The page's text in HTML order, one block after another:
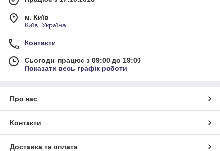
м. Київ
Київ, Україна
Контакти
Сьогодні працює з 09:00 до 19:00
Показати весь графік роботи
Про нас
Контакти
Доставка та оплата